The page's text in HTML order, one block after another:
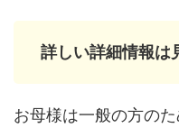
詳しい詳細情報は
お母様は一般の方のた